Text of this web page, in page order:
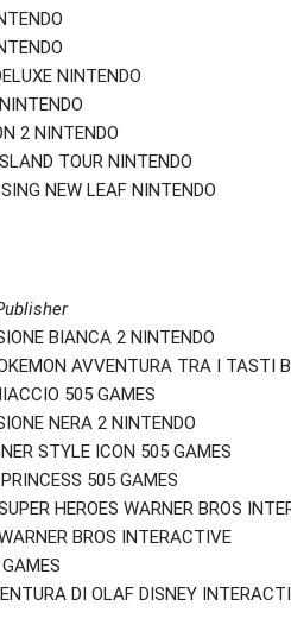
NINTENDO
2 NINTENDO
TOUR NINTENDO
NEW LEAF NINTENDO
BIANCA 2 NINTENDO
AVVENTURA TRA I TASTI
505 GAMES
NERA 2 NINTENDO
STYLE ICON 505 GAMES
505 GAMES
HEROES WARNER BROS
BROS INTERACTIVE
DI OLAF DISNEY